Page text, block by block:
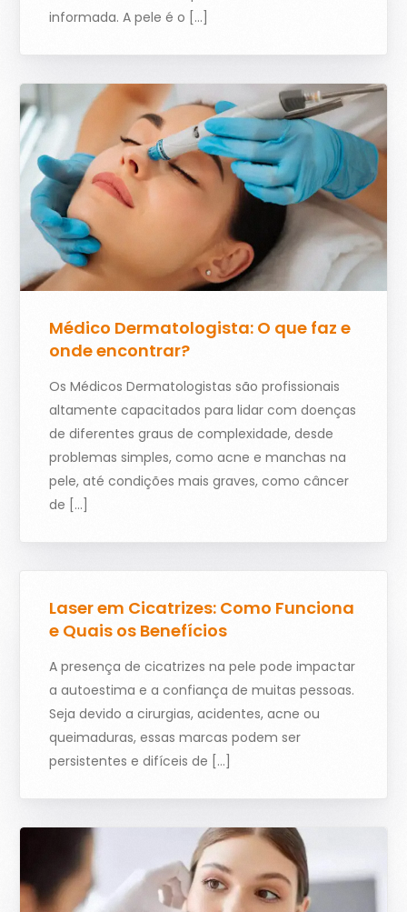
informada. A pele é o […]
Médico Dermatologista: O que faz e
onde encontrar?
Os Médicos Dermatologistas são profissionais
altamente capacitados para lidar com doenças
de diferentes graus de complexidade, desde
problemas simples, como acne e manchas na
pele, até condições mais graves, como câncer
de […]
Laser em Cicatrizes: Como Funciona
e Quais os Benefícios
A presença de cicatrizes na pele pode impactar
a autoestima e a confiança de muitas pessoas.
Seja devido a cirurgias, acidentes, acne ou
queimaduras, essas marcas podem ser
persistentes e difíceis de […]